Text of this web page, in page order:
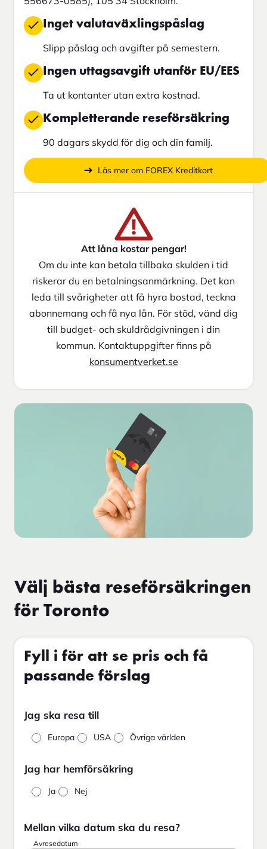
Inget valutaväxlingspåslag
Slipp påslag och avgifter på semestern.
Ingen uttagsavgift utanför EU/EES
Ta ut kontanter utan extra kostnad.
Kompletterande reseförsäkring
90 dagars skydd för dig och din familj.
Läs mer om FOREX Kreditkort
Att låna kostar pengar!
Om du inte kan betala tillbaka skulden i tid
riskerar du en betalningsanmärkning. Det kan
leda till svårigheter att få hyra bostad, teckna
abonnemang och få nya lån. För stöd, vänd dig
till budget- och skuldrådgivningen i din
kommun. Kontaktuppgifter finns på
konsumentverket.se
Välj bästa reseförsäkringen
för Toronto
Fyll i för att se pris och få
passande förslag
Jag ska resa till
Europa USA Övriga världen
Jag har hemförsäkring
Ja Nej
Mellan vilka datum ska du resa?
Avresedatum